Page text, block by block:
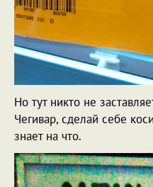
Но тут никто не
Чегивар, сделай себе
знает на что.